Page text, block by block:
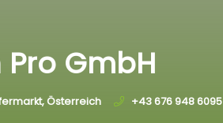
Pro GmbH
Österreich +43 676 948 6095